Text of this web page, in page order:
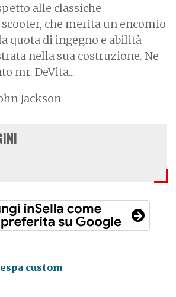
alle classiche
che merita un encomio
quota di ingegno e abilità
nella sua costruzione. Ne
mr. DeVita...
Jackson
custom